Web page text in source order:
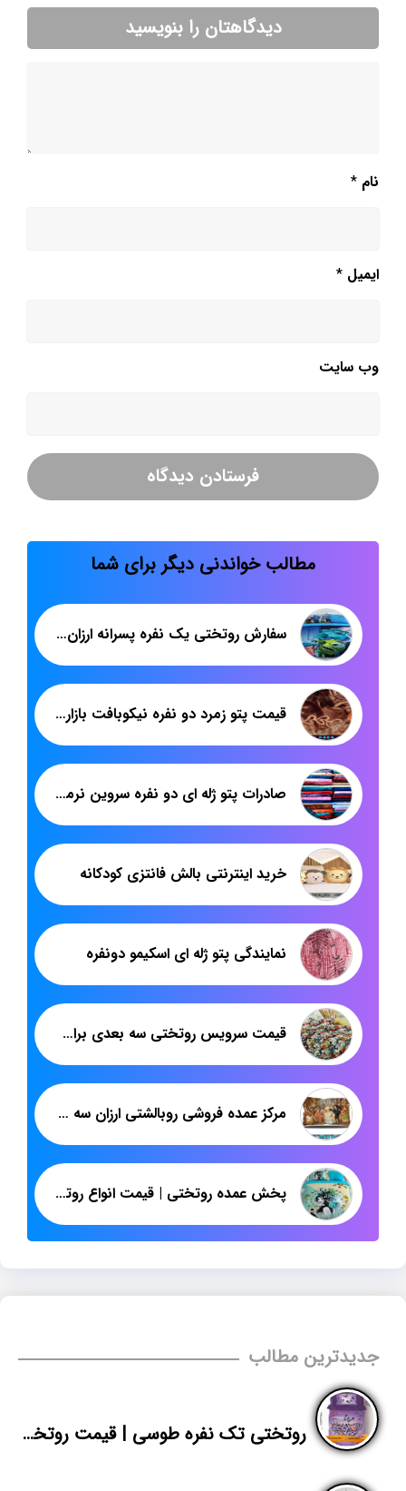
دیدگاهتان را بنویسید
نام *
ایمیل *
وب‌ سایت
مطالب خواندنی دیگر برای شما
سفارش روتختی یک نفره پسرانه ارزان چاپ دیجیتال
قیمت پتو زمرد دو نفره نیکوبافت بازار تهران
صادرات پتو ژله ای دو نفره سروین نرمینه
خرید اینترنتی بالش فانتزی کودکانه
نمایندگی پتو ژله ای اسکیمو دونفره
قیمت سرویس روتختی سه بعدی برای صادرات
مرکز عمده فروشی روبالشتی ارزان سه بعدی مخمل
پخش عمده روتختی | قیمت انواع روتختی یک نفره دخترانه | پاندا
جدیدترین مطالب
روتختی تک نفره طوسی | قیمت روتختی سه بعدی ساده | پاندا